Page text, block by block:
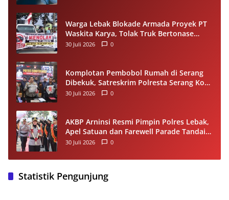
Warga Lebak Blokade Armada Proyek PT
Waskita Karya, Tolak Truk Bertonase
Besar Melintasi Jalan Kopi–Sangiang Maja
30 Juli 2026 0
Komplotan Pembobol Rumah di Serang
Dibekuk, Satreskrim Polresta Serang Kota
Tangkap 4 Pelaku dan Kejar Satu DPO
30 Juli 2026 0
AKBP Arninsi Resmi Pimpin Polres Lebak,
Apel Satuan dan Farewell Parade Tandai
Estafet Kepemimpinan
30 Juli 2026 0
Statistik Pengunjung